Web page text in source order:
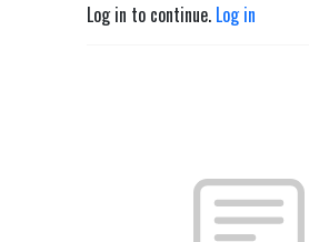
Log in to continue. Log in